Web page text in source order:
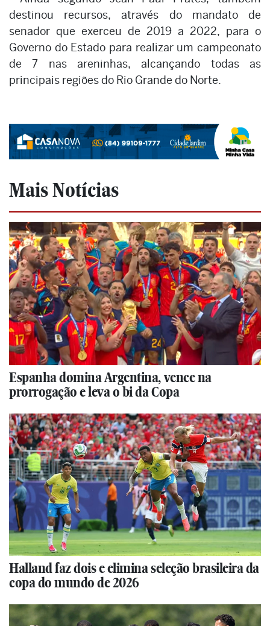
destinou recursos, através do mandato de
senador que exerceu de 2019 a 2022, para o
Governo do Estado para realizar um campeonato
de 7 nas areninhas, alcançando todas as
principais regiões do Rio Grande do Norte.
Mais Notícias
Espanha domina Argentina, vence na
prorrogação e leva o bi da Copa
Halland faz dois e elimina seleção brasileira da
copa do mundo de 2026